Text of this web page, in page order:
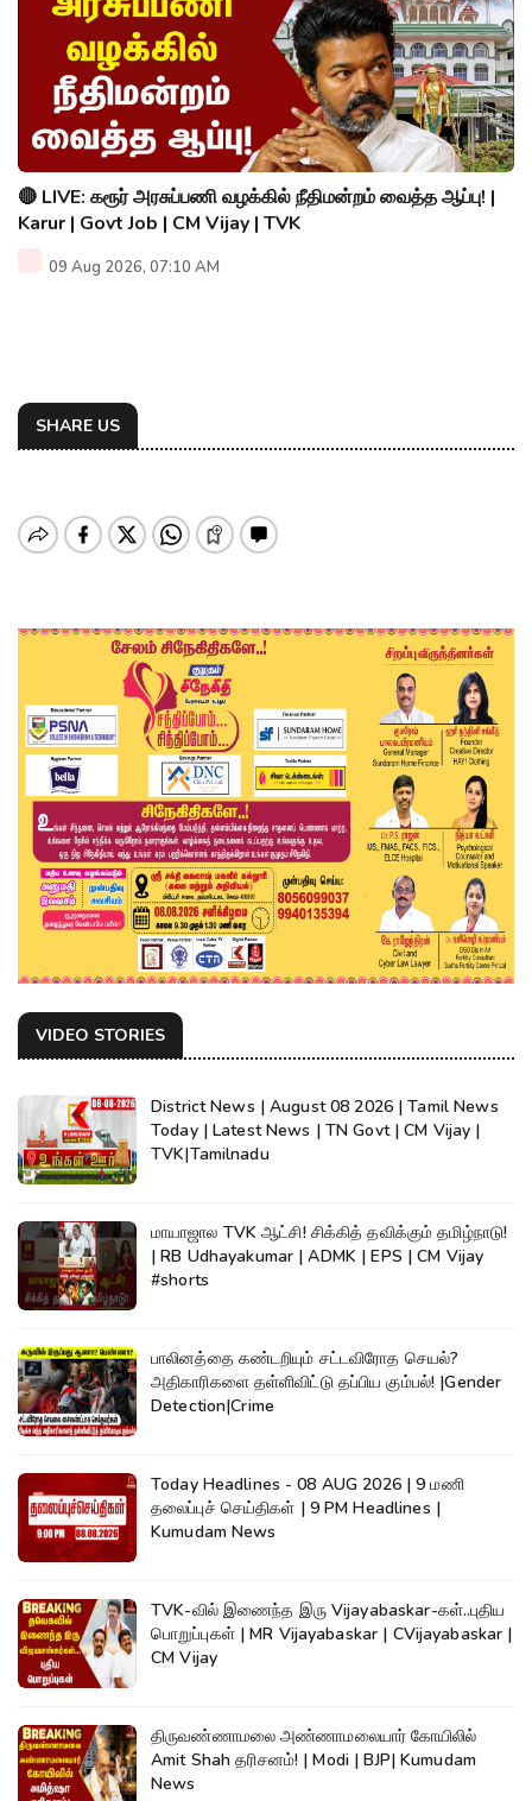
🔴 LIVE: கரூர் அரசுப்பணி வழக்கில் நீதிமன்றம் வைத்த ஆப்பு! |
Karur | Govt Job | CM Vijay | TVK
09 Aug 2026, 07:10 AM
SHARE US
VIDEO STORIES
District News | August 08 2026 | Tamil News
Today | Latest News | TN Govt | CM Vijay |
TVK|Tamilnadu
மாயாஜால TVK ஆட்சி! சிக்கித் தவிக்கும் தமிழ்நாடு!
| RB Udhayakumar | ADMK | EPS | CM Vijay
#shorts
பாலினத்தை கண்டறியும் சட்டவிரோத செயல்?
அதிகாரிகளை தள்ளிவிட்டு தப்பிய கும்பல்! |Gender
Detection|Crime
Today Headlines - 08 AUG 2026 | 9 மணி
தலைப்புச் செய்திகள் | 9 PM Headlines |
Kumudam News
TVK-வில் இணைந்த இரு Vijayabaskar-கள்..புதிய
பொறுப்புகள் | MR Vijayabaskar | CVijayabaskar |
CM Vijay
திருவண்ணாமலை அண்ணாமலையார் கோயிலில்
Amit Shah தரிசனம்! | Modi | BJP| Kumudam
News